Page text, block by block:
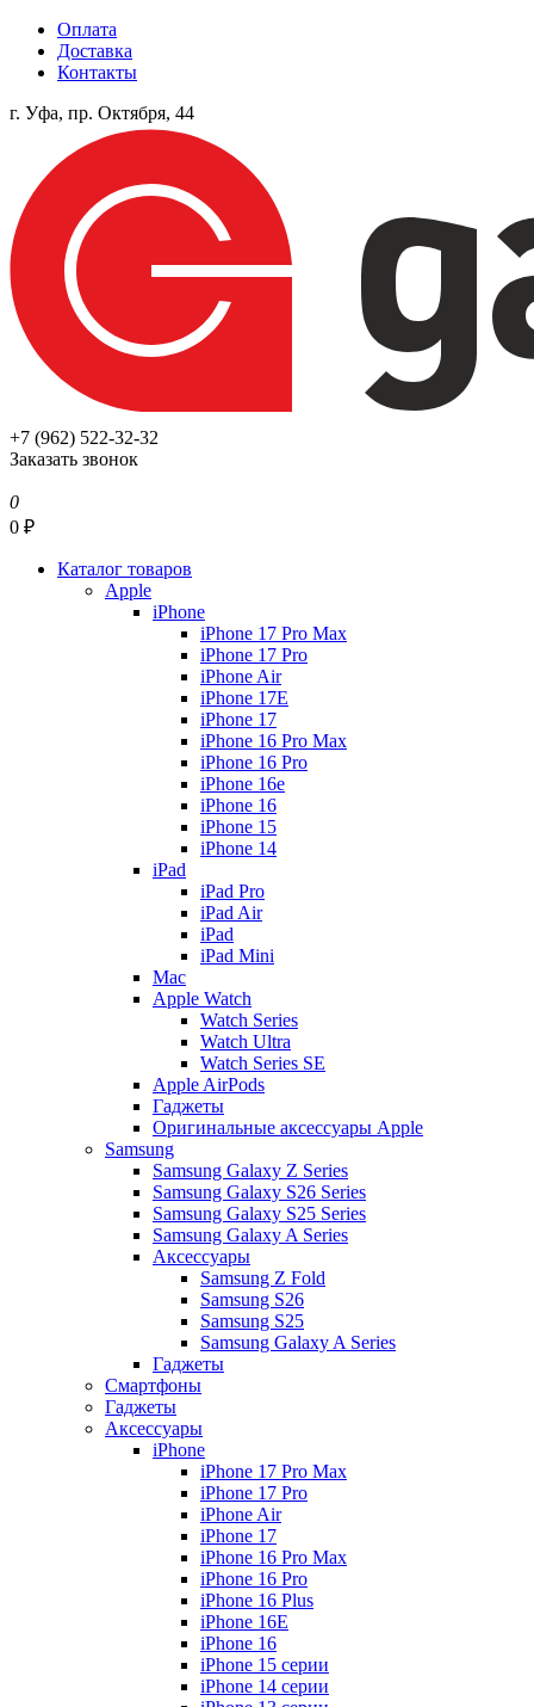
Оплата
Доставка
Контакты
г. Уфа, пр. Октября, 44
+7 (962) 522-32-32
Заказать звонок
0
0 ₽
Каталог товаров
Apple
iPhone
iPhone 17 Pro Max
iPhone 17 Pro
iPhone Air
iPhone 17E
iPhone 17
iPhone 16 Pro Max
iPhone 16 Pro
iPhone 16e
iPhone 16
iPhone 15
iPhone 14
iPad
iPad Pro
iPad Air
iPad
iPad Mini
Mac
Apple Watch
Watch Series
Watch Ultra
Watch Series SE
Apple AirPods
Гаджеты
Оригинальные аксессуары Apple
Samsung
Samsung Galaxy Z Series
Samsung Galaxy S26 Series
Samsung Galaxy S25 Series
Samsung Galaxy A Series
Аксессуары
Samsung Z Fold
Samsung S26
Samsung S25
Samsung Galaxy A Series
Гаджеты
Смартфоны
Гаджеты
Аксессуары
iPhone
iPhone 17 Pro Max
iPhone 17 Pro
iPhone Air
iPhone 17
iPhone 16 Pro Max
iPhone 16 Pro
iPhone 16 Plus
iPhone 16E
iPhone 16
iPhone 15 серии
iPhone 14 серии